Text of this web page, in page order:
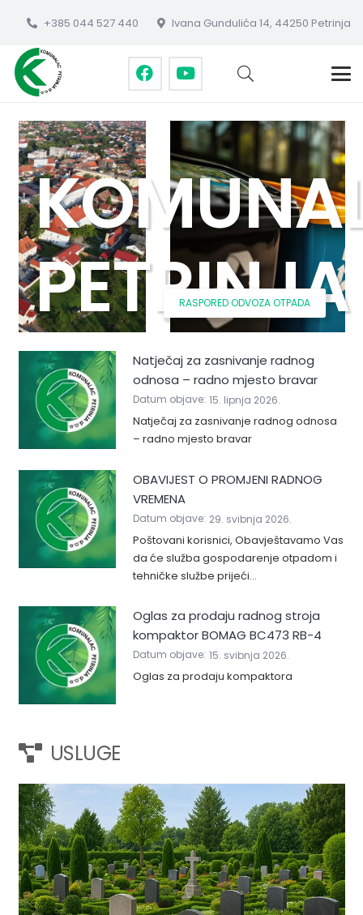
+385 044 527 440 Ivana Gundulića 14, 44250 Petrinja
PETRINJA
RASPORED ODVOZA OTPADA
Natječaj za zasnivanje radnog
odnosa – radno mjesto bravar
Datum objave: 15. lipnja 2026.
Natječaj za zasnivanje radnog odnosa
– radno mjesto bravar
OBAVIJEST O PROMJENI RADNOG
VREMENA
Datum objave: 29. svibnja 2026.
Poštovani korisnici, Obavještavamo Vas
da će služba gospodarenje otpadom i
tehničke službe prijeći…
Oglas za prodaju radnog stroja
kompaktor BOMAG BC473 RB-4
Datum objave: 15. svibnja 2026.
Oglas za prodaju kompaktora
USLUGE